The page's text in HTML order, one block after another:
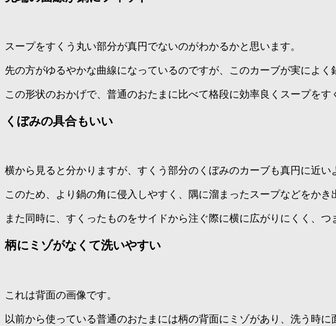
スープをすくう丸い部分が真円でないのがわかるかと思います。
先の方がゆるやかな曲線になっているのですが、このカーブが実によく
この形状のおかげで、普通のおたまに比べて格段に効率良くスープをす
くぼみの具合もいい
横から見ると分かりますが、すくう部分のくぼみのカーブも真円に近
このため、より鍋の角に侵入しやすく、隅に溜まったスープなどをかき
また同時に、すくったものをサイドから注ぐ際に横に広がりにくく、
柄にミゾがなくて洗いやすい
これは背面の画像です。
以前から使っている普通のおたまには柄の背面にミゾがあり、洗う時に